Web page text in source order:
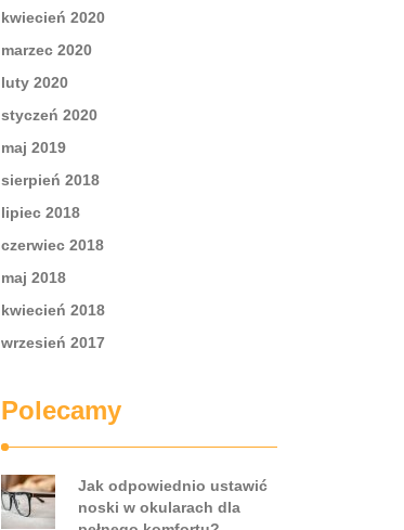
kwiecień 2020
marzec 2020
luty 2020
styczeń 2020
maj 2019
sierpień 2018
lipiec 2018
czerwiec 2018
maj 2018
kwiecień 2018
wrzesień 2017
Polecamy
Jak odpowiednio ustawić
noski w okularach dla